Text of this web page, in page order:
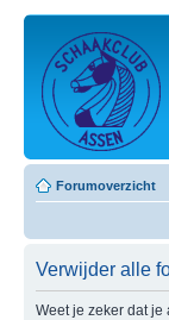
Forumoverzicht
Verwijder alle
Weet je zeker dat